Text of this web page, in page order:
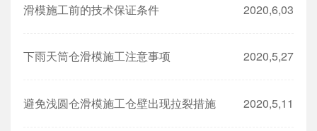
滑模施工前的技术保证条件 2020,6,03
下雨天筒仓滑模施工注意事项 2020,5,27
避免浅圆仓滑模施工仓壁出现拉裂措施 2020,5,11